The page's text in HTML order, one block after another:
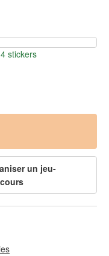
stickers
un jeu-